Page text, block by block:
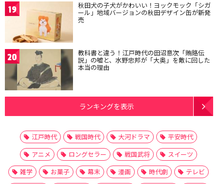
19 秋田犬の子犬がかわいい！ヨックモック「シガ
ール」地域バージョンの秋田デザイン缶が新発
売
20 教科書と違う！江戸時代の田沼意次「賄賂伝
説」の嘘と、水野忠邦が「大奥」を敵に回した
本当の理由
ランキングを表示
江戸時代 戦国時代 大河ドラマ
平安時代
アニメ
ロングセラー 戦国武将
スイーツ
雑学
お菓子 幕末 漫画 時代劇
テレビ